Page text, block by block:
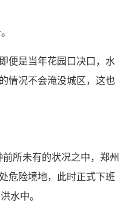
便是当年花园口决口，水
情况不会淹没城区，这也
所未有的状况之中，郑州
危险境地，此时正式下班
水中。